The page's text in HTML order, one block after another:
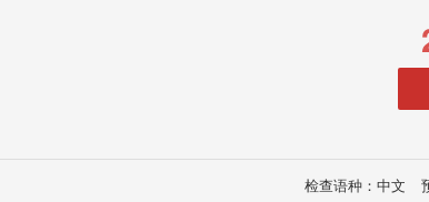
检查语种：中文